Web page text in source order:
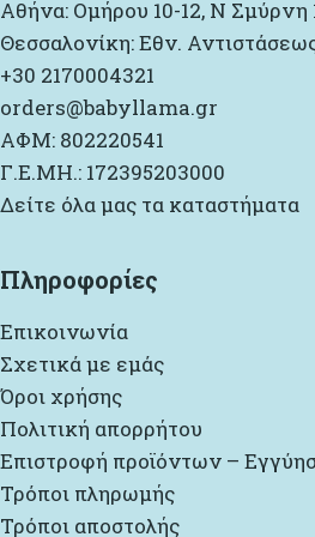
Αθήνα: Ομήρου 10-12, Ν Σμύρνη
Θεσσαλονίκη: Εθν.
+30 2170004321
orders@babyllama.gr
ΑΦΜ: 802220541
Γ.Ε.ΜΗ.: 172395203000
Δείτε όλα μας τα καταστήματα
Πληροφορίες
Επικοινωνία
Σχετικά με εμάς
Όροι χρήσης
Πολιτική απορρήτου
Επιστροφή προϊόντων –
Τρόποι πληρωμής
Τρόποι αποστολής